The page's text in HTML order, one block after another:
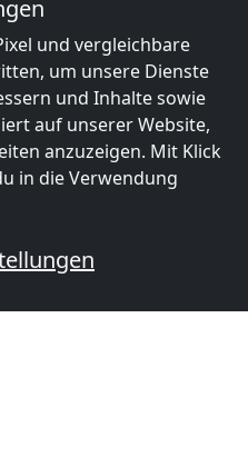
und vergleichbare
um unsere Dienste
und Inhalte sowie
auf unserer Website,
anzuzeigen. Mit Klick
in die Verwendung